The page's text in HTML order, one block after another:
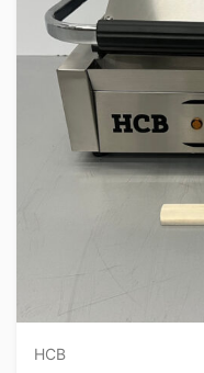
HCB